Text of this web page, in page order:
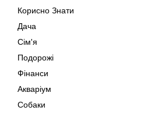
Корисно Знати
Дача
Сім'я
Подорожі
Фінанси
Акваріум
Собаки